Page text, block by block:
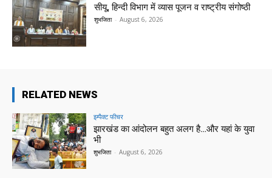
सीयू, हिन्दी विभाग में व्यास पूजन व राष्ट्रीय संगोष्ठी
शुभजिता - August 6, 2026
RELATED NEWS
इम्पैक्ट फीचर
झारखंड का आंदोलन बहुत अलग है…और यहां के युवा
भी
शुभजिता - August 6, 2026